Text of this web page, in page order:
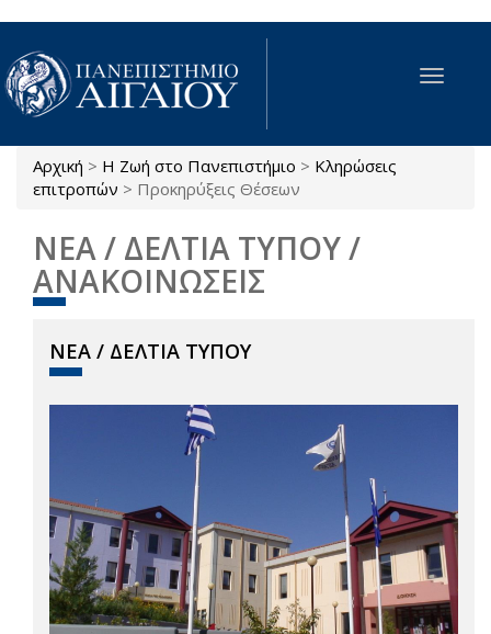
Παράκαμψη προς το κυρίως περιεχόμενο
Toggle
Είστε εδώ
Αρχική > Η Ζωή στο Πανεπιστήμιο > Κληρώσεις
επιτροπών > Προκηρύξεις Θέσεων
ΝΕΑ / ΔΕΛΤΙΑ ΤΥΠΟΥ /
ΑΝΑΚΟΙΝΩΣΕΙΣ
ΝΕΑ / ΔΕΛΤΙΑ ΤΥΠΟΥ